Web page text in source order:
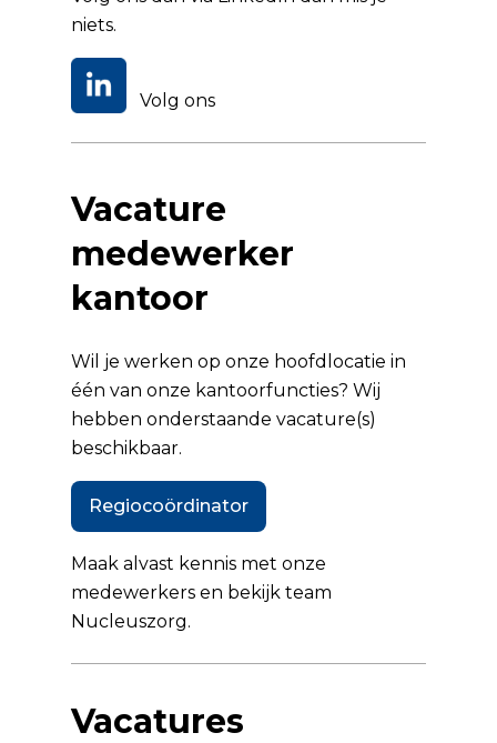
niets.
Volg ons
Vacature
medewerker
kantoor
Wil je werken op onze hoofdlocatie in
één van onze kantoorfuncties? Wij
hebben onderstaande vacature(s)
beschikbaar.
Regiocoördinator
Maak alvast kennis met onze
medewerkers en bekijk team
Nucleuszorg.
Vacatures